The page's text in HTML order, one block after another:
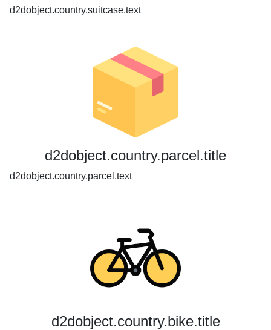
d2dobject.country.suitcase.text
d2dobject.country.parcel.title
d2dobject.country.parcel.text
d2dobject.country.bike.title